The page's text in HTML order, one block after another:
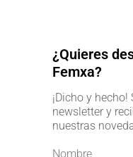
¿Quieres
Femxa?
¡Dicho y
newsletter y
nuestras
Nombre